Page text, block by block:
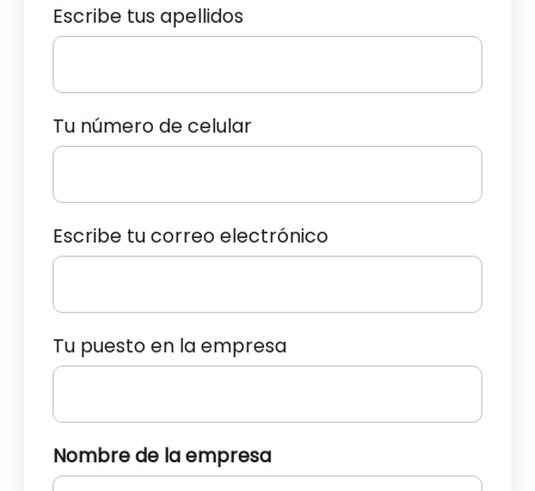
Escribe tus apellidos
Tu número de celular
Escribe tu correo electrónico
Tu puesto en la empresa
Nombre de la empresa